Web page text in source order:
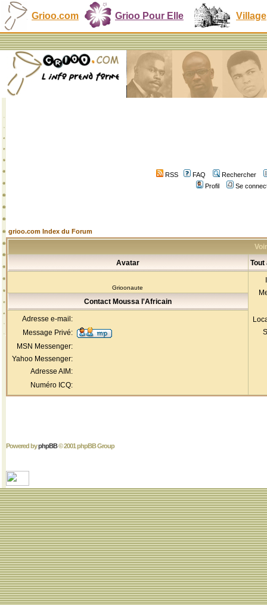
Grioo.com Grioo Pour Elle Village
RSS FAQ
Rechercher
Profil
Se
grioo.com Index du Forum
Avatar
Tout
Grioonaute
Contact Moussa l'Africain
Adresse e-mail:
Message Privé:
MSN Messenger:
Yahoo Messenger:
Adresse AIM:
Numéro ICQ:
Powered byphpBB© 2001 phpBB Group